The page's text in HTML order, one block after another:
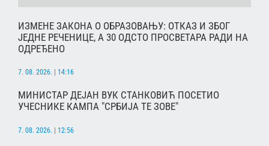
ИЗМЕНЕ ЗАКОНА О ОБРАЗОВАЊУ: ОТКАЗ И ЗБОГ
ЈЕДНЕ РЕЧЕНИЦЕ, А 30 ОДСТО ПРОСВЕТАРА РАДИ НА
ОДРЕЂЕНО
7. 08. 2026. | 14:16
МИНИСТАР ДЕЈАН ВУК СТАНКОВИЋ ПОСЕТИО
УЧЕСНИКЕ КАМПА "СРБИЈА ТЕ ЗОВЕ"
7. 08. 2026. | 12:56